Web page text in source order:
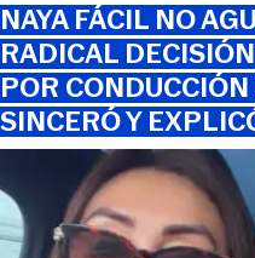
NAYA FÁCIL NO
RADICAL
POR
SINCERÓ Y